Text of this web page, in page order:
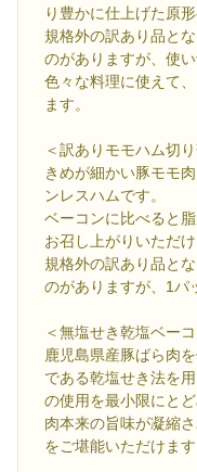
り豊かに仕上げた原
規格外の訳あり品と
のがありますが、使
色々な料理に使えて
ます。
＜訳ありモモハム切
きめが細かい豚モモ
ンレスハムです。
ベーコンに比べると
お召し上がりいただけ
規格外の訳あり品と
のがありますが、1パ
＜無塩せき乾塩ベー
鹿児島県産豚ばら肉
である乾塩せき法を
の使用を最小限にと
肉本来の旨味が凝縮
をご堪能いただけます